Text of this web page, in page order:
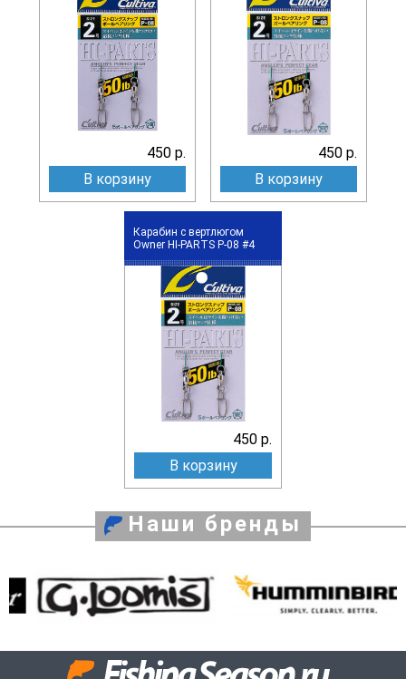
450 р.
В корзину
450 р.
В корзину
Карабин с вертлюгом
Owner HI-PARTS P-08 #4
450 р.
В корзину
Наши бренды